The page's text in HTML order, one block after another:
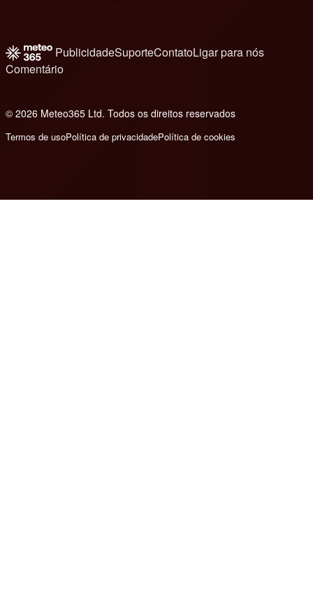
PublicidadeSuporteContatoLigar para nós
Comentário
© 2026 Meteo365 Ltd. Todos os direitos reservados
Termos de usoPolítica de privacidadePolítica de cookies